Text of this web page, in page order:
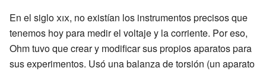
En el sigloxix, no existían los instrumentos precisos que
tenemos hoy para medir el voltaje y la corriente. Por eso,
Ohm tuvo que crear y modificar sus propios aparatos para
sus experimentos. Usó una balanza de torsión (un aparato